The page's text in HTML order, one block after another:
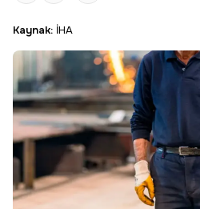
Kaynak: İHA